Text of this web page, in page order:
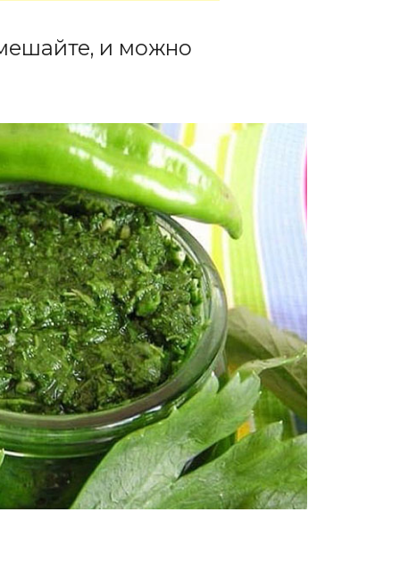
и можно